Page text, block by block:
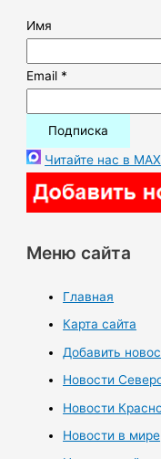
Имя
Email *
Читайте нас в MAX
Меню сайта
Главная
Карта сайта
Добавить
Новости
Новости
Новости в мире